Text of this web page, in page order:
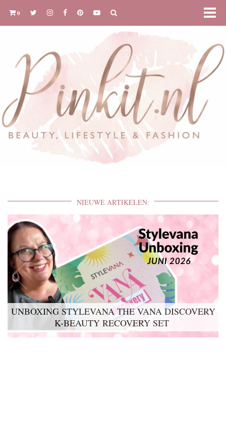
0
NIEUWE ARTIKELEN:
UNBOXING STYLEVANA THE VANA DISCOVERY
K-BEAUTY RECOVERY SET